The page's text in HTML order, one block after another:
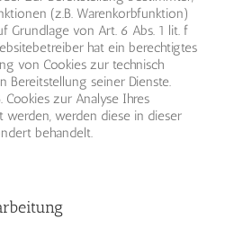
(z.B. Warenkorbfunktion)
Grundlage von Art. 6 Abs. 1 lit. f
hat ein berechtigtes
von Cookies zur technisch
Bereitstellung seiner Dienste.
Cookies zur Analyse Ihres
werden, werden diese in dieser
behandelt.